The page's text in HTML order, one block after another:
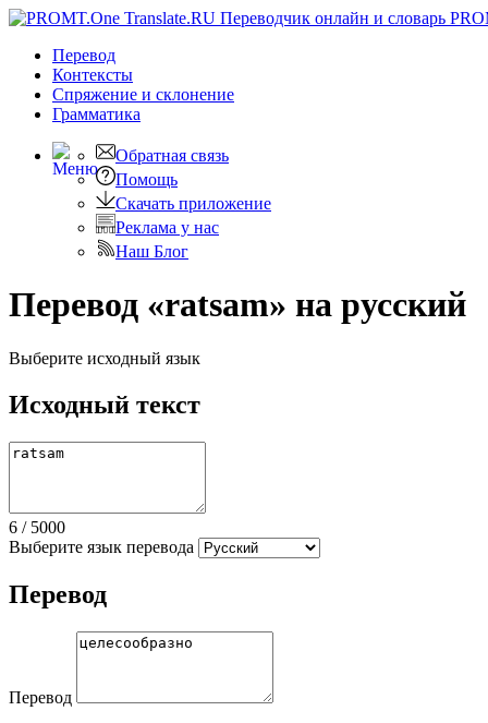
Перевод
Контексты
Спряжение и склонение
Грамматика
Обратная связь
Помощь
Скачать приложение
Реклама у нас
Наш Блог
Перевод «ratsam» на русский
Выберите исходный язык
Исходный текст
6 / 5000
Выберите язык перевода
Перевод
Перевод